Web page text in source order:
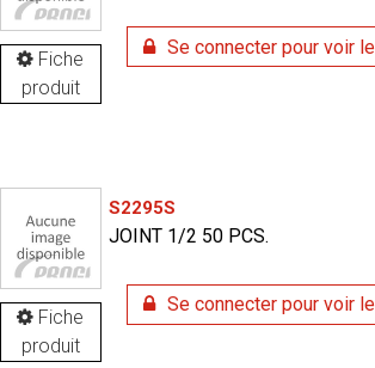
Fiche
produit
Se connecter pour voir
Fiche
produit
S2295S
JOINT 1/2 50 PCS.
Se connecter pour voir